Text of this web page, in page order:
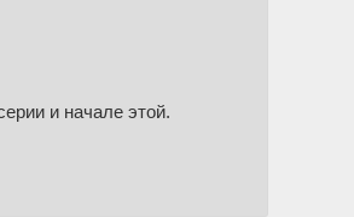
и начале этой.